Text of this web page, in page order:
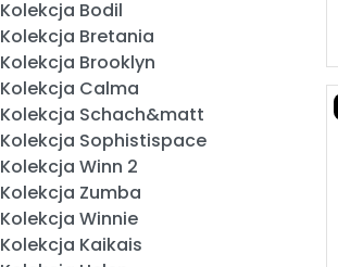
Kolekcja Bodil
Kolekcja Bretania
Kolekcja Brooklyn
Kolekcja Calma
Kolekcja Schach&matt
Kolekcja Sophistispace
Kolekcja Winn 2
Kolekcja Zumba
Kolekcja Winnie
Kolekcja Kaikais